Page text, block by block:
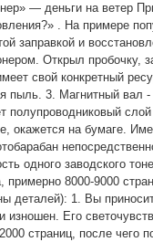
— деньги на ветер
. На примере
заправкой и
Открыл
свой конкретный
пыль. 3. Магнитный
полупроводниковый
на бумаге.
одного заводского
8000-9000
деталей): 1. Вы
Его
страниц, после